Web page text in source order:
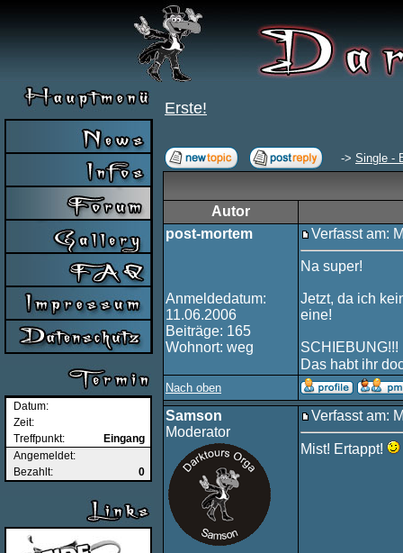
Datum:
Zeit:
Treffpunkt:
Eingang
Angemeldet:
Bezahlt:
0
Erste!
-> Single -
Autor
post-mortem
Anmeldedatum:
11.06.2006
Beiträge: 165
Wohnort: weg
Verfasst am:
Na super!
Jetzt, da ich
eine!
SCHIEBUNG!!!
Das habt ihr
Nach oben
Samson
Moderator
Verfasst am:
Mist! Ertappt!